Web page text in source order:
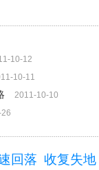
10-12
10-11
2011-10-10
回落 收复失地